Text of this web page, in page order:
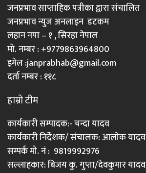
जनप्रभाव साप्ताहिक पत्रीका द्वारा संचालित
जनप्रभाव न्युज अनलाइन डटकम
लहान नपा – १ , सिरहा नेपाल
मो. नम्बर : +9779863964800
इमेल :janprabhab@gmail.com
दर्ता नम्बर : ११८
हाम्रो टीम
कार्यकारी सम्पादक:- चन्दा यादव
कार्यकारी निर्देशक/ संचालक: आलोक यादव
सम्पर्क मो. नं : 9819992976
सल्लाहकार: बिजय कु. गुप्ता/देवकुमार यादव